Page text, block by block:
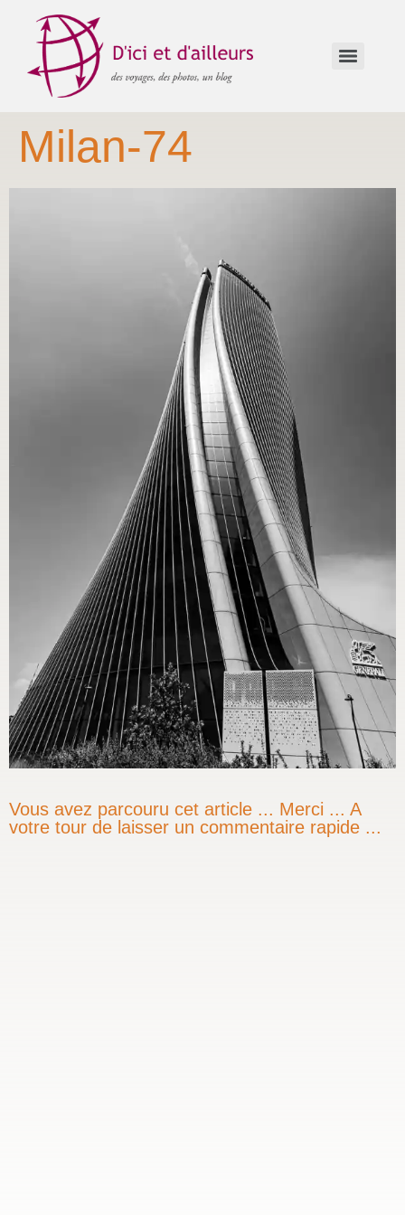
Milan-74
Vous avez parcouru cet article ... Merci ... A
votre tour de laisser un commentaire rapide ...